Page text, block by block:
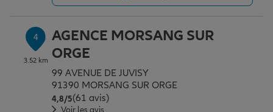
4
3.52 km
AGENCE MORSANG SUR
ORGE
99 AVENUE DE JUVISY
91390 MORSANG SUR ORGE
4,8/5Note de 4.8 sur 5
(61 avis)
Voir les avis